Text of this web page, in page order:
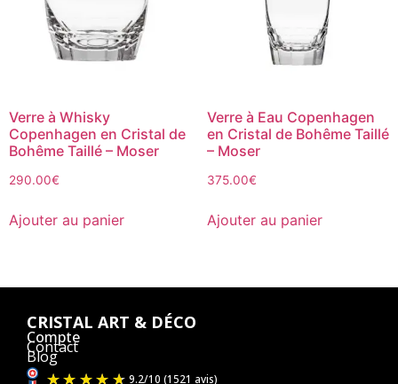
Verre à Whisky
Copenhagen en Cristal de
Bohême Taillé – Moser
290.00€
Ajouter au panier
Verre à Eau Copenhagen
en Cristal de Bohême Taillé
– Moser
375.00€
Ajouter au panier
CRISTAL ART & DÉCO
Compte
Contact
Blog